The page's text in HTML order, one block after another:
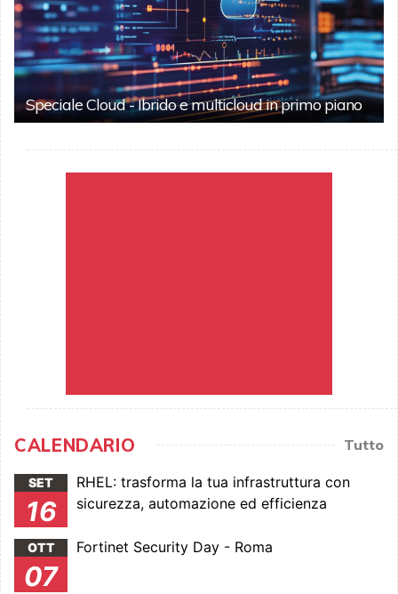
Speciale Cloud - Ibrido e multicloud in primo piano
CALENDARIO Tutto
SET
16
RHEL: trasforma la tua infrastruttura con
sicurezza, automazione ed efficienza
OTT
07
Fortinet Security Day - Roma